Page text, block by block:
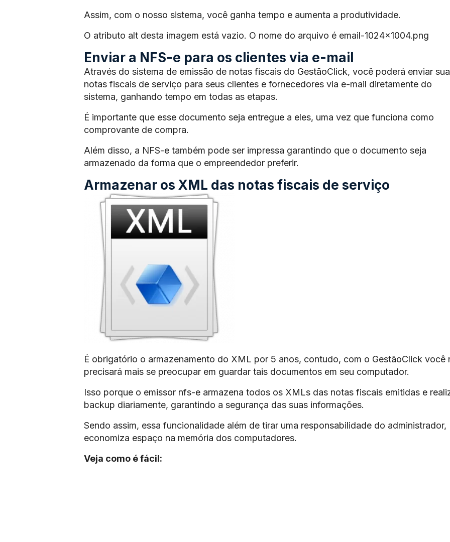
Assim, com o nosso sistema, você ganha tempo e aumenta a produtividade.
O atributo alt desta imagem está vazio. O nome do arquivo é email-1024×1004.png
Enviar a NFS-e para os clientes via e-mail
Através do sistema de emissão de notas fiscais do GestãoClick, você poderá enviar
notas fiscais de serviço para seus clientes e fornecedores via e-mail diretamente do
sistema, ganhando tempo em todas as etapas.
É importante que esse documento seja entregue a eles, uma vez que funciona como
comprovante de compra.
Além disso, a NFS-e também pode ser impressa garantindo que o documento seja
armazenado da forma que o empreendedor preferir.
Armazenar os XML das notas fiscais de serviço
É obrigatório o armazenamento do XML por 5 anos, contudo, com o GestãoClick você
precisará mais se preocupar em guardar tais documentos em seu computador.
Isso porque o emissor nfs-e armazena todos os XMLs das notas fiscais emitidas e
backup diariamente, garantindo a segurança das suas informações.
Sendo assim, essa funcionalidade além de tirar uma responsabilidade do administrador,
economiza espaço na memória dos computadores.
Veja como é fácil: